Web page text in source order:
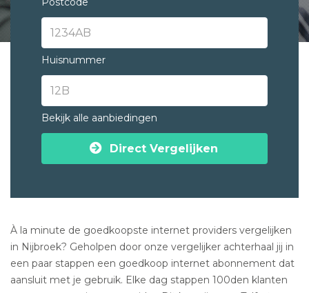
Huisnummer
Bekijk alle aanbiedingen
Direct Vergelijken
À la minute de goedkoopste internet providers vergelijken
in Nijbroek? Geholpen door onze vergelijker achterhaal jij in
een paar stappen een goedkoop internet abonnement dat
aansluit met je gebruik. Elke dag stappen 100den klanten